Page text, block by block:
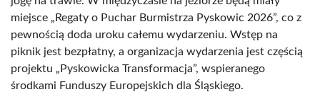
miejsce „Regaty o Puchar Burmistrza Pyskowic 2026”, co z
pewnością doda uroku całemu wydarzeniu. Wstęp na
piknik jest bezpłatny, a organizacja wydarzenia jest częścią
projektu „Pyskowicka Transformacja”, wspieranego
środkami Funduszy Europejskich dla Śląskiego.